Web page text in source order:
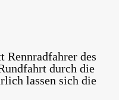
des
durch die
lassen sich die